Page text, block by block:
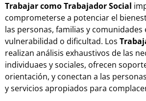
Trabajar como Trabajador Social
comprometerse a potenciar el
las personas, familias y
vulnerabilidad o dificultad. Los
realizan análisis exhaustivos de las
individuaes y sociales, ofrecen
orientación, y conectan a las
y servicios apropiados para